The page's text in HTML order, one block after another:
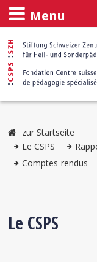
Menu
zur Startseite
Le CSPS
Comptes-rendus
Le CSPS